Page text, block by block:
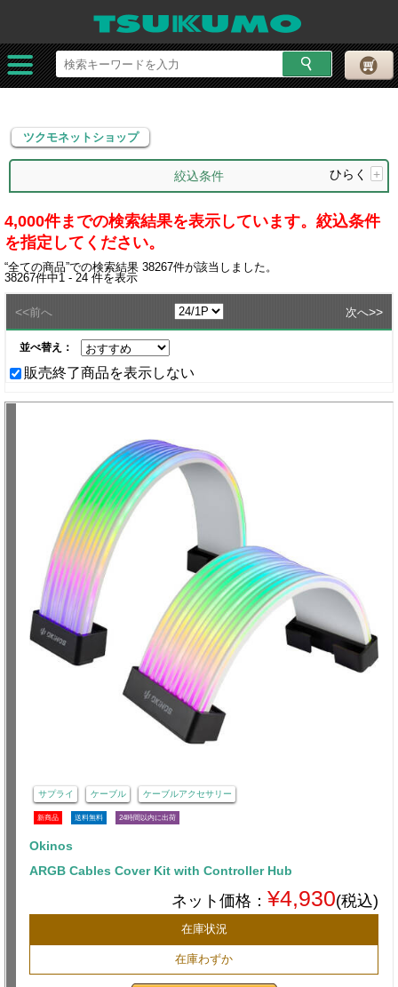
ツクモネットショップ
ツクモネットショップ
絞込条件 ひらく +
4,000件までの検索結果を表示しています。絞込条件
を指定してください。
“全ての商品”での検索結果 38267件が該当しました。
38267件中1 - 24 件を表示
<<前へ 次へ>>
並べ替え：
販売終了商品を表示しない
サプライ ケーブル ケーブルアクセサリー
新商品 送料無料 24時間以内に出荷
Okinos
ARGB Cables Cover Kit with Controller Hub
ネット価格： ¥4,930(税込)
在庫状況
在庫わずか